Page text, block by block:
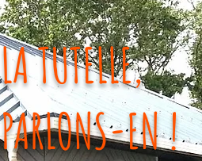
LA TUTELLE,
PARLONS-EN !